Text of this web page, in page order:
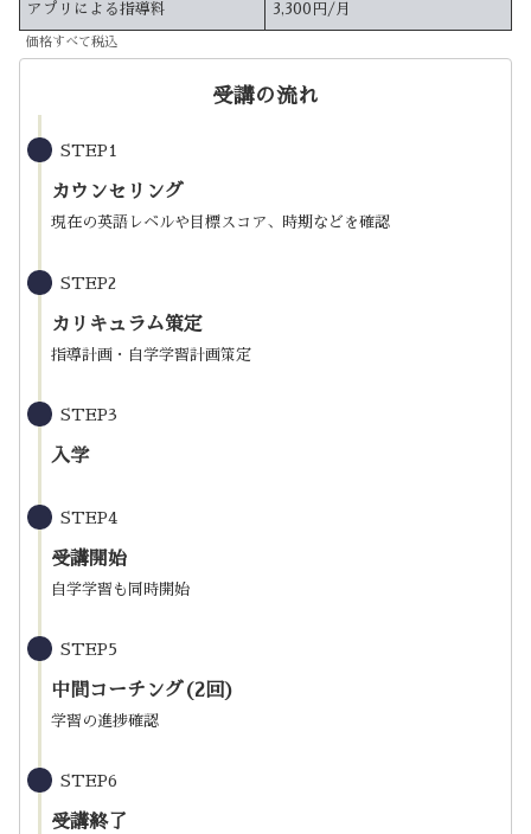
アプリによる指導料 3,300円/月
価格すべて税込
受講の流れ
STEP1
カウンセリング
現在の英語レベルや目標スコア、時期などを確認
STEP2
カリキュラム策定
指導計画・自学学習計画策定
STEP3
入学
STEP4
受講開始
自学学習も同時開始
STEP5
中間コーチング(2回)
学習の進捗確認
STEP6
受講終了